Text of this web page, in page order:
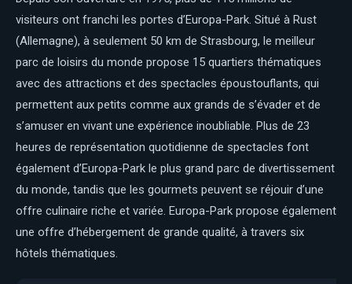
visiteurs ont franchi les portes d’Europa-Park. Situé à Rust
(Allemagne), à seulement 50 km de Strasbourg, le meilleur
parc de loisirs du monde propose 15 quartiers thématiques
avec des attractions et des spectacles époustouflants, qui
permettent aux petits comme aux grands de s’évader et de
s’amuser en vivant une expérience inoubliable. Plus de 23
heures de représentation quotidienne de spectacles font
également d’Europa-Park le plus grand parc de divertissement
du monde, tandis que les gourmets peuvent se réjouir d’une
offre culinaire riche et variée. Europa-Park propose également
une offre d’hébergement de grande qualité, à travers six
hôtels thématiques.